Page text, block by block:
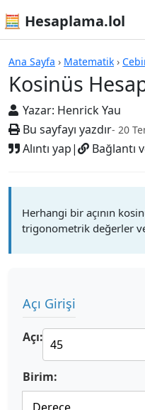
🧮 Hesaplama.lol
Ana Sayfa › Matematik ›
Kosinüs
Yazar: Henrick Yau
Bu sayfayı yazdır- 20
Alıntı yap| Bağlantı
Hesap
Herhangi bir açının
trigonometrik değerler
Açı Girişi
Açı:
Birim: